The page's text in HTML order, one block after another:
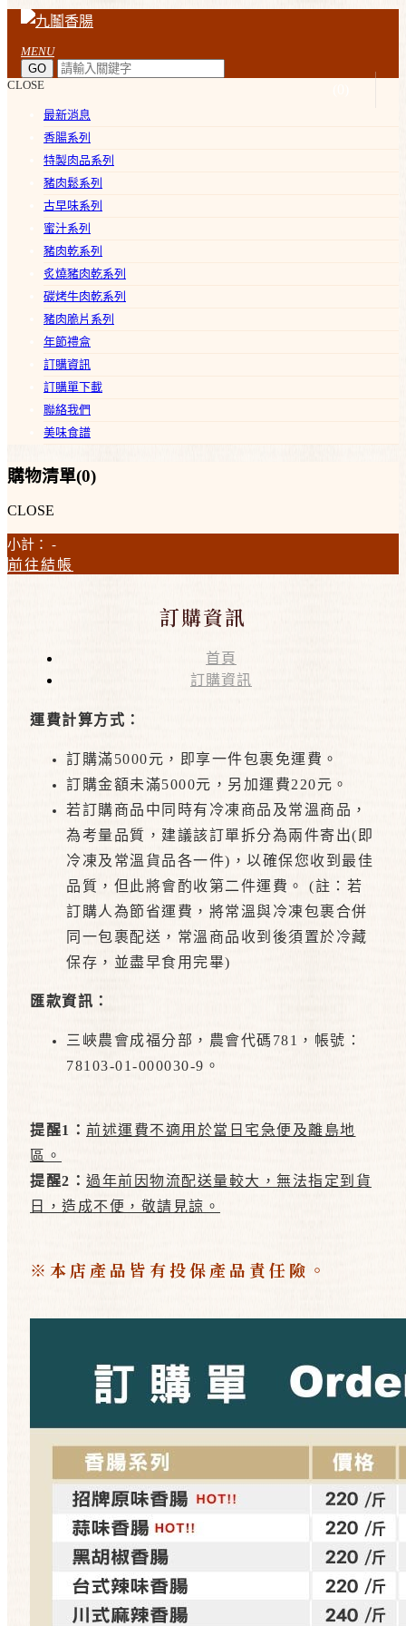
MENU
CLOSE
最新消息
香腸系列
特製肉品系列
豬肉鬆系列
古早味系列
蜜汁系列
豬肉乾系列
炙燒豬肉乾系列
碳烤牛肉乾系列
豬肉脆片系列
年節禮盒
訂購資訊
訂購單下載
聯絡我們
美味食譜
購物清單(0)
CLOSE
小計： -
前往結帳
訂購資訊
首頁
訂購資訊
運費計算方式：
訂購滿5000元，即享一件包裹免運費。
訂購金額未滿5000元，另加運費220元。
若訂購商品中同時有冷凍商品及常溫商品，
為考量品質，建議該訂單拆分為兩件寄出(即
冷凍及常溫貨品各一件)，以確保您收到最佳
品質，但此將會酌收第二件運費。 (註：若
訂購人為節省運費，將常溫與冷凍包裹合併
同一包裹配送，常溫商品收到後須置於冷藏
保存，並盡早食用完畢)
匯款資訊：
三峽農會成福分部，農會代碼781，帳號：
78103-01-000030-9。
提醒1： 前述運費不適用於當日宅急便及離島地
區。
提醒2： 過年前因物流配送量較大，無法指定到貨
日，造成不便，敬請見諒。
※本店產品皆有投保產品責任險。